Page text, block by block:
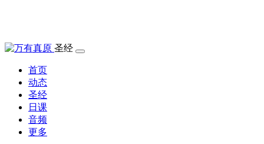
圣经
首页
动态
圣经
日课
音频
更多